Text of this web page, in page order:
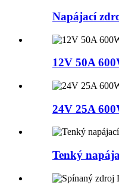
Napájací
12V 50A
24V 25A
Tenký